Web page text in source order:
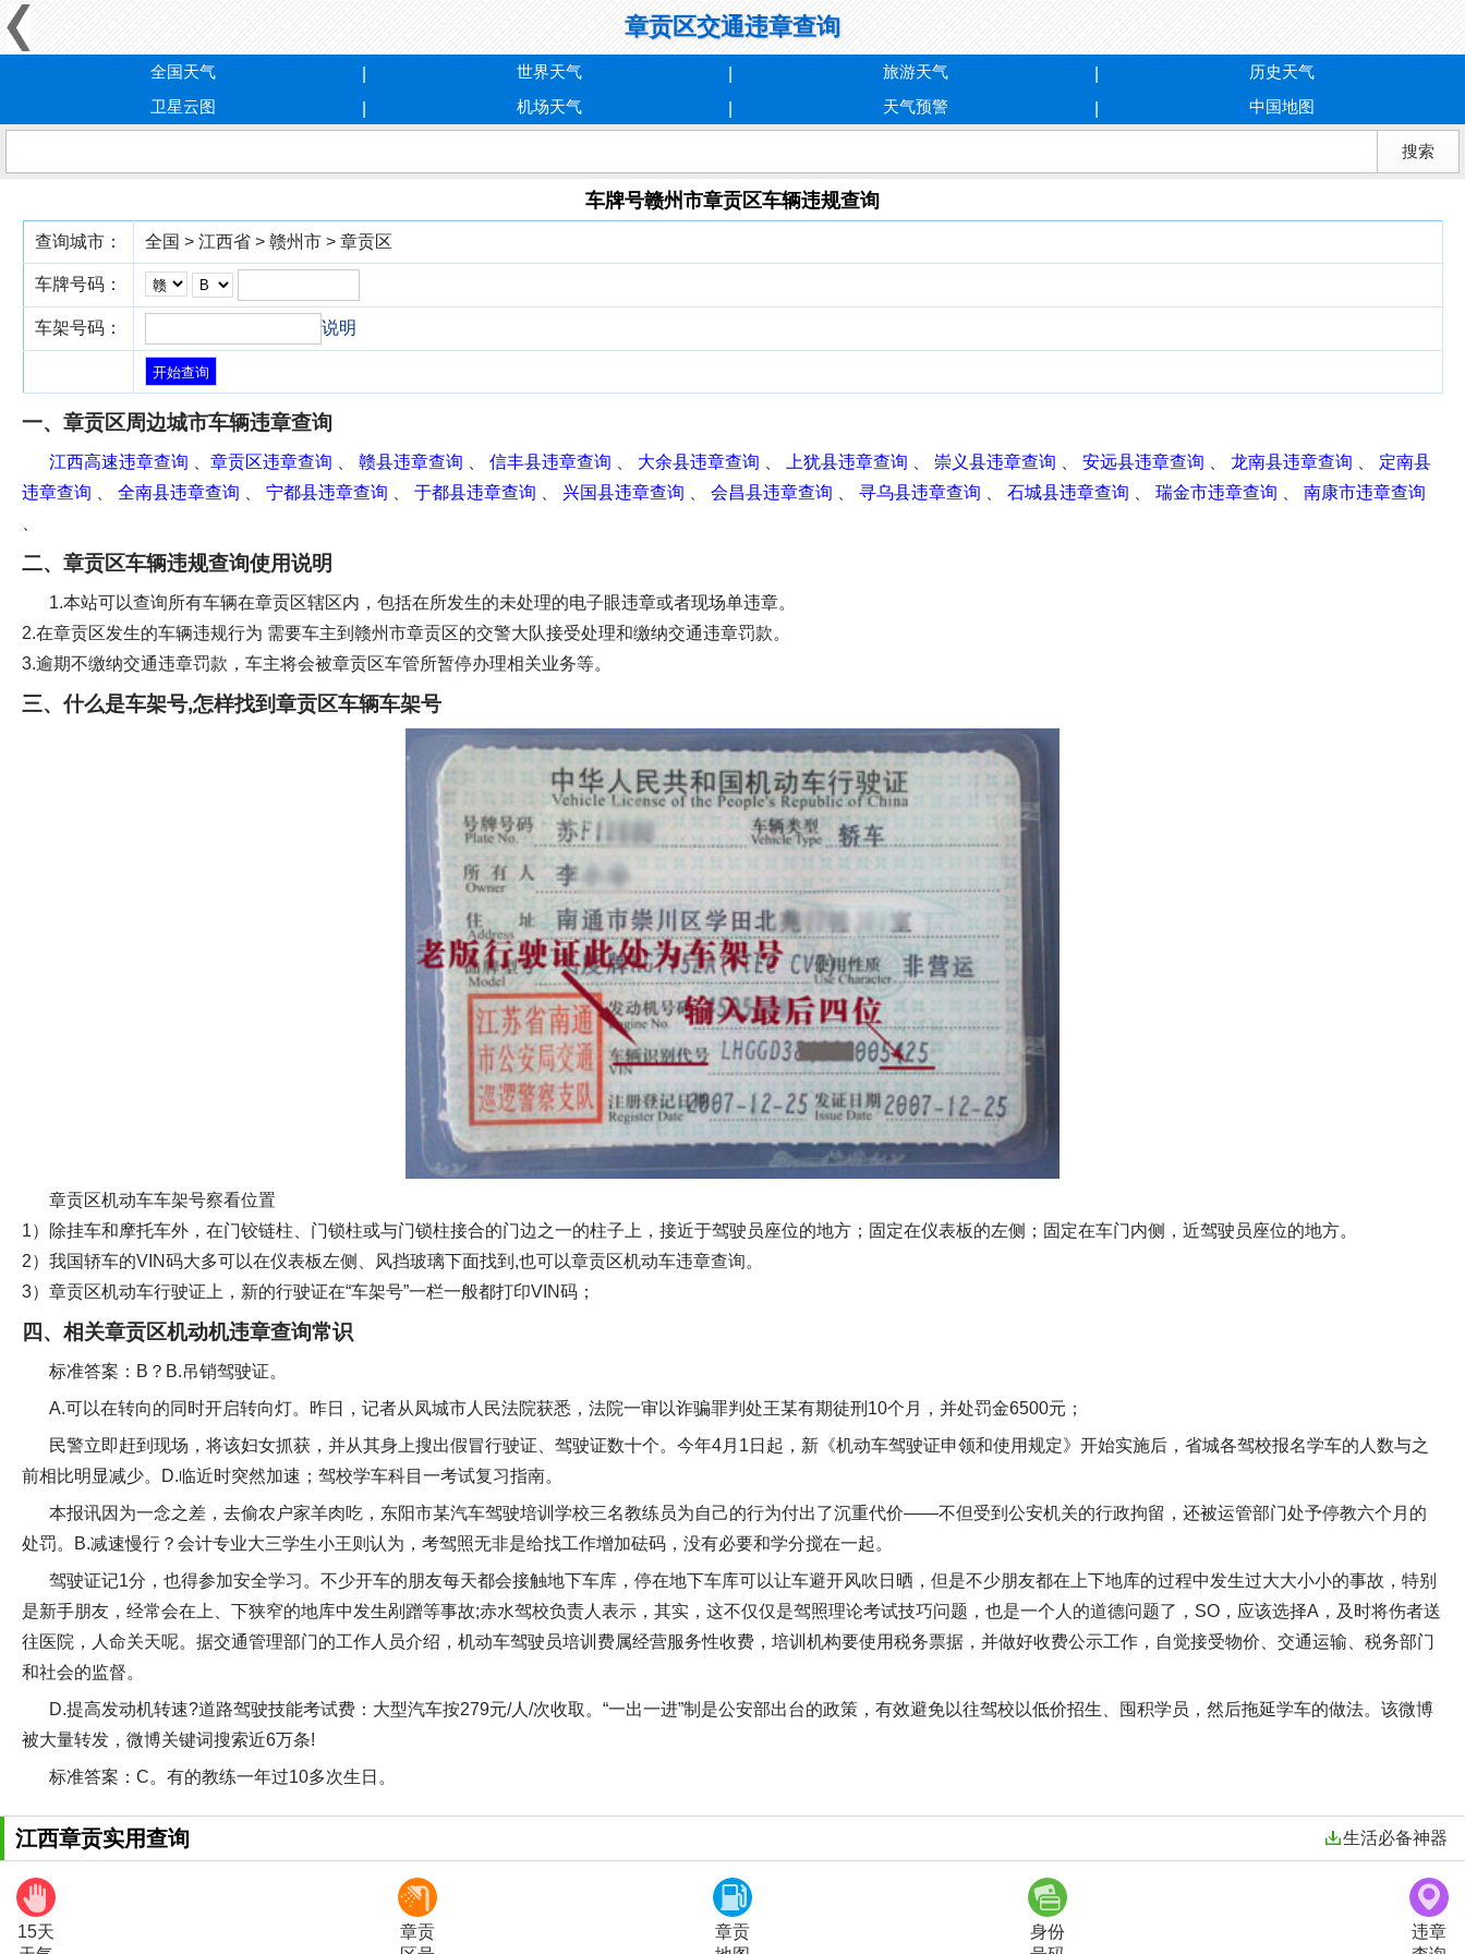
章贡区交通违章查询
全国天气 世界天气 旅游天气
历史天气
卫星云图
机场天气 天气预警 中国地图
车牌号赣州市章贡区车辆违规查询
查询城市： 全国 > 江西省 > 赣州市 > 章贡区
车牌号码：
车架号码： 说明
一、章贡区周边城市车辆违章查询
江西高速违章查询 、章贡区违章查询 、赣县违章查询 、信丰县违章查询 大余县违章查询 上犹县违章查询 崇义县违章查询 、安远县违章查询 、龙南县违章查询
定南县
违章查询 、全南县违章查询 、宁都县违章查询 、于都县违章查询 兴国县违章查询 、会昌县违章查询 、寻乌县违章查询 、石城县违章查询 、瑞金市违章查询 、南康市违章查询
二、章贡区车辆违规查询使用说明
1.本站可以查询所有车辆在章贡区辖区内，包括在所发生的未处理的电子眼违章或者现场单违章。
2.在章贡区发生的车辆违规行为 需要车主到赣州市章贡区的交警大队接受处理和缴纳交通违章罚款。
3.逾期不缴纳交通违章罚款，车主将会被章贡区车管所暂停办理相关业务等。
三、什么是车架号,怎样找到章贡区车辆车架号
章贡区机动车车架号察看位置
1）除挂车和摩托车外，在门铰链柱、门锁柱或与门锁柱接合的门边之一的柱子上，接近于驾驶员座位的地方；固定在仪表板的左侧；固定在车门内侧，近驾驶员座位的地方。
2）我国轿车的VIN码大多可以在仪表板左侧、风挡玻璃下面找到,也可以章贡区机动车违章查询。
3）章贡区机动车行驶证上，新的行驶证在“车架号”一栏一般都打印VIN码；
四、相关章贡区机动机违章查询常识
标准答案：B？B.吊销驾驶证。
A.可以在转向的同时开启转向灯。昨日，记者从凤城市人民法院获悉，法院一审以诈骗罪判处王某有期徒刑10个月，并处罚金6500元；
民警立即赶到现场，将该妇女抓获，并从其身上搜出假冒行驶证、驾驶证数十个。今年4月1日起，新《机动车驾驶证申领和使用规定》开始实施后，省城各驾校报名学车的人数与之
前相比明显减少。D.临近时突然加速；驾校学车科目一考试复习指南。
本报讯因为一念之差，去偷农户家羊肉吃，东阳市某汽车驾驶培训学校三名教练员为自己的行为付出了沉重代价——不但受到公安机关的行政拘留，还被运管部门处予停教六个月的
处罚。B.减速慢行？会计专业大三学生小王则认为，考驾照无非是给找工作增加砝码，没有必要和学分搅在一起。
驾驶证记1分，也得参加安全学习。不少开车的朋友每天都会接触地下车库，停在地下车库可以让车避开风吹日晒，但是不少朋友都在上下地库的过程中发生过大大小小的事故，特别
是新手朋友，经常会在上、下狭窄的地库中发生剐蹭等事故;赤水驾校负责人表示，其实，这不仅仅是驾照理论考试技巧问题，也是一个人的道德问题了，SO，应该选择A，及时将伤者送
往医院，人命关天呢。据交通管理部门的工作人员介绍，机动车驾驶员培训费属经营服务性收费，培训机构要使用税务票据，并做好收费公示工作，自觉接受物价、交通运输、税务部门
和社会的监督。
D.提高发动机转速?道路驾驶技能考试费：大型汽车按279元/人/次收取。“一出一进”制是公安部出台的政策，有效避免以往驾校以低价招生、囤积学员，然后拖延学车的做法。该微博
被大量转发，微博关键词搜索近6万条!
标准答案：C。有的教练一年过10多次生日。
江西章贡实用查询 生活必备神器
15天
章贡
章贡
身份
违章